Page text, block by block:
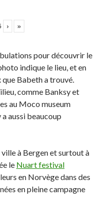
› »
pour découvrir le
indique le lieu, et en
que Babeth a trouvé.
comme Banksy et
au Moco museum
aussi beaucoup
à Bergen et surtout à
le Nuart festival
en Norvège dans des
en pleine campagne